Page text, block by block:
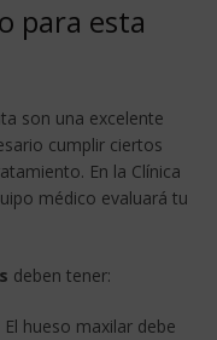
para esta
son una excelente
cumplir ciertos
En la Clínica
médico evaluará tu
deben tener:
El hueso maxilar debe